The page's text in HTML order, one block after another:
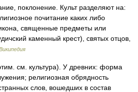
поклонение. Культ разделяют на:
почитание каких либо
священные предметы или
каменный крест), святых отцов,
см. культура). У древних: форма
религиозная обрядность
слов, вошедших в состав